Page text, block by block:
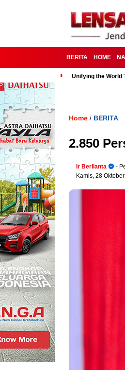
BERITA HOME
Unifying the World
Home / BERITA
2.850
Ir Berlianta
-
Kamis, 28